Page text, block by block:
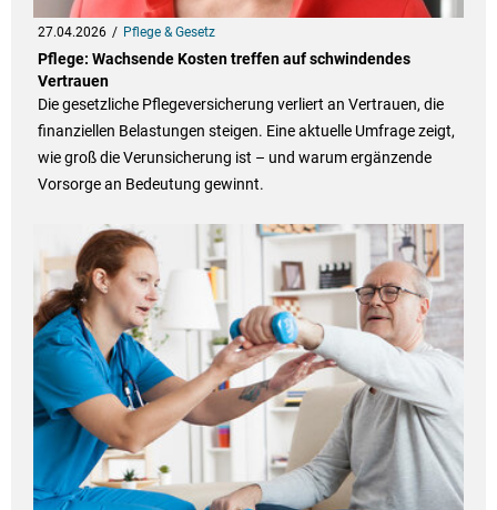
27.04.2026 Pflege & Gesetz
Pflege: Wachsende Kosten treffen auf schwindendes
Vertrauen
Die gesetzliche Pflegeversicherung verliert an Vertrauen, die
finanziellen Belastungen steigen. Eine aktuelle Umfrage zeigt,
wie groß die Verunsicherung ist – und warum ergänzende
Vorsorge an Bedeutung gewinnt.